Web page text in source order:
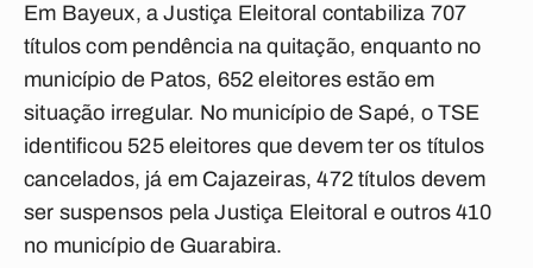
Em Bayeux, a Justiça Eleitoral contabiliza 707
títulos com pendência na quitação, enquanto no
município de Patos, 652 eleitores estão em
situação irregular. No município de Sapé, o TSE
identificou 525 eleitores que devem ter os títulos
cancelados, já em Cajazeiras, 472 títulos devem
ser suspensos pela Justiça Eleitoral e outros 410
no município de Guarabira.